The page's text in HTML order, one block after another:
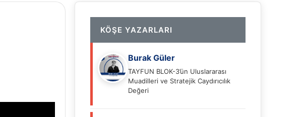
KÖŞE YAZARLARI
Burak Güler
TAYFUN BLOK-3’ün Uluslararası
Muadilleri ve Stratejik Caydırıcılık
Değeri